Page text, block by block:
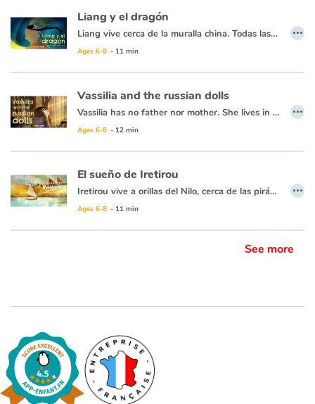
Liang y el dragón
Liang vive cerca de la muralla china. Todas las noches ve el sol desaparecer detrás de la gran sombra hacia el oeste y se pregunta qué hay del otro lado. Su abuela, que conoce una historia para todo, le cuenta que un enorme dragón yace allí y que todas las noches se traga el sol para luego dejarlo levantarse de nuevo al día siguiente... Imposible, dice Liang, ¡los dragones no existen! Pero no hay nada más grande que la curiosidad de un niño... ¿excepto tal vez un dragón? ¡Liang debe descubrirlo!
Ages 6-8 - 11 min
…
Vassilia and the russian dolls
Vassilia has no father nor mother. She lives in poverty, working hard without losing her kindness. One day, to thank for helping her, an old hunchback gives her a piece of wood and says these words: "Knock three times on the small wood and Mamouschka will appear ..." With Mamouschka, the magical doll, the life of Vassilia will never be the same, especially since a Russian doll often hides another ... and another ... and another!
Ages 6-8 - 12 min
…
El sueño de Iretirou
Iretirou vive a orillas del Nilo, cerca de las pirámides. Su padre hace hermosos papiros que ella lleva todos los días a la escuela de escribas en el palacio del Faraón. Fascinada por los jeroglíficos en los preciosos rollos, Iretirou tiene el sueño secreto de convertirse en una escriba también. Pero solo a los hombres se les permite... Cuando el rosal favorito del Faraón deja de florecer misteriosamente, se ofrece una recompensa a quien pueda curarlo. ¡Iretirou debe aprovechar la oportunidad!
Ages 6-8 - 11 min
…
See more